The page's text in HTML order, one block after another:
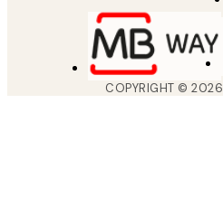
COPYRIGHT ©2026